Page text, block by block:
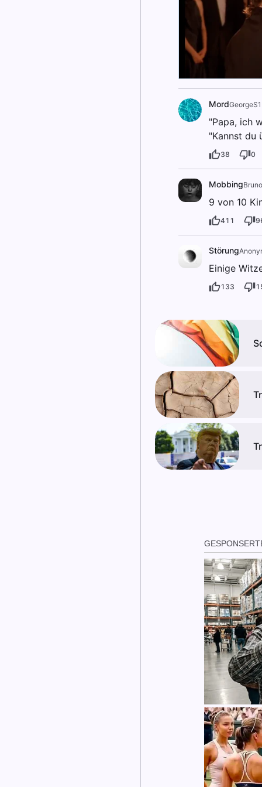
MordGeorgeS1
"Papa, ich
"Kannst du
38 0
MobbingBruno
9 von 10
411
Störung
Einige
133